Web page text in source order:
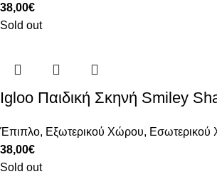
38,00€
Sold out
Igloo Παιδική Σκηνή Smiley
Έπιπλο, Εξωτερικού Χώρου, Εσωτερικού
38,00€
Sold out